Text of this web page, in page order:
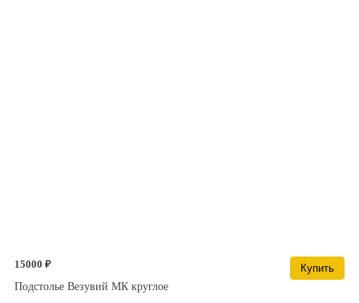
15000 ₽
Купить
Подстолье Везувий МК круглое